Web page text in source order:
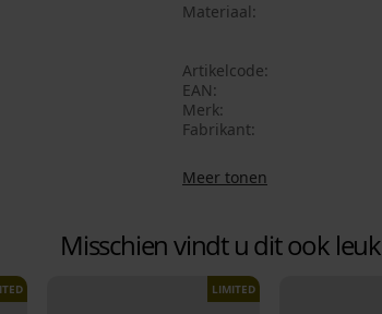
Materiaal
Artikelcode
EAN
Merk
Fabrikant
Meer tonen
Misschien vindt u dit ook leuk
LIMITED